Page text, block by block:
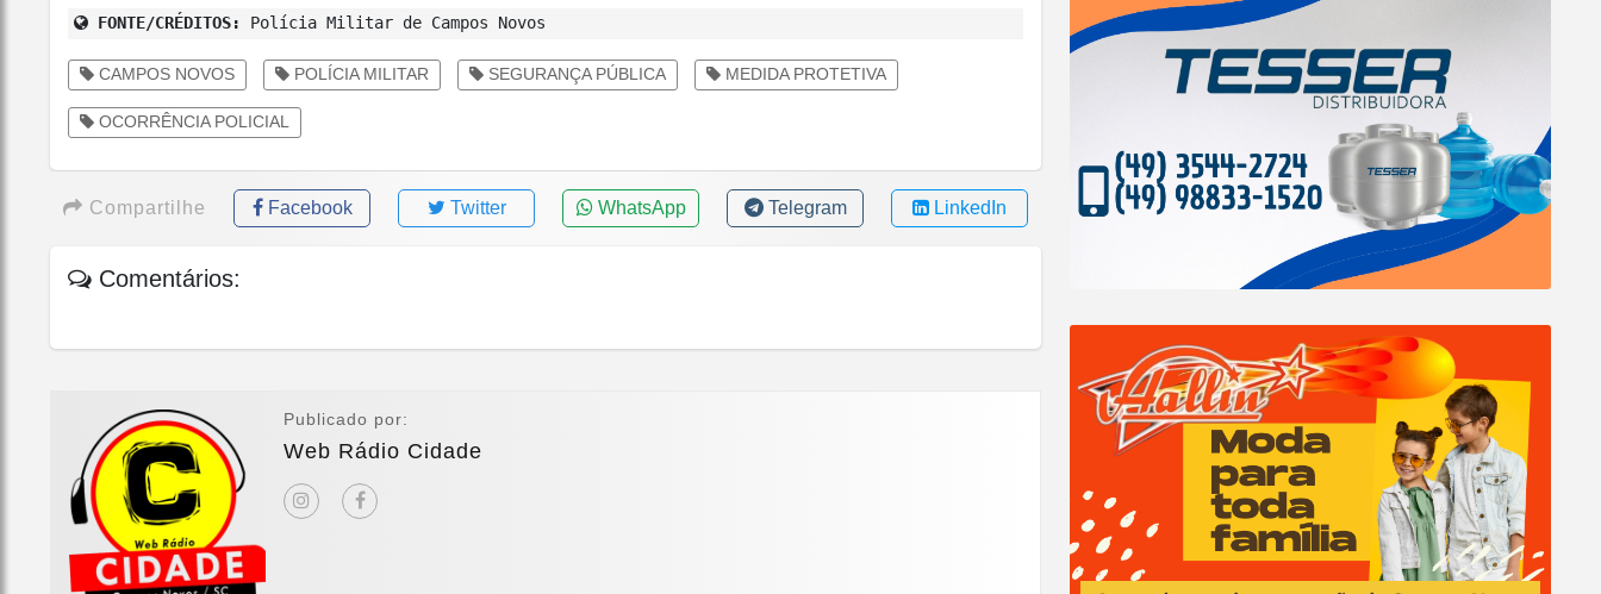
FONTE/CRÉDITOS: Polícia Militar de Campos Novos
CAMPOS NOVOS POLÍCIA MILITAR SEGURANÇA PÚBLICA MEDIDA PROTETIVA
OCORRÊNCIA POLICIAL
Compartilhe Facebook Twitter WhatsApp Telegram LinkedIn
Comentários:
Publicado por:
Web Rádio Cidade